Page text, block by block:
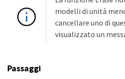
modelli di unità
cancellare uno di
visualizzato un
Passaggi